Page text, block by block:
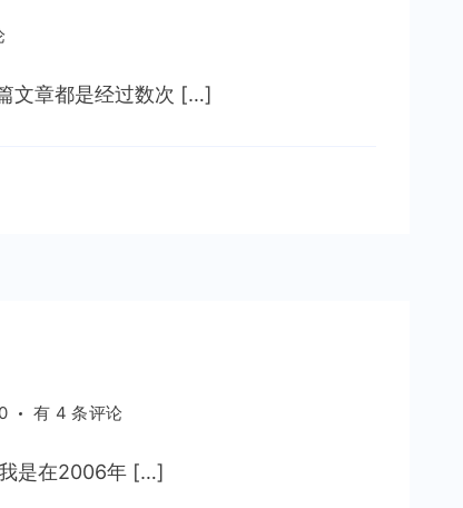
文章都是经过数次 […]
重
古
有 4 条评论
是在2006年 […]